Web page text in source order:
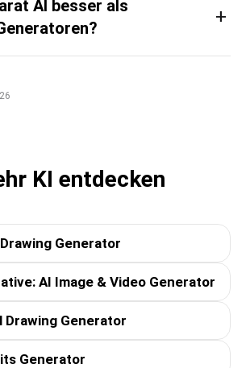
AI besser als
+
KI entdecken
Generator
AI Image & Video Generator
Drawing Generator
Generator